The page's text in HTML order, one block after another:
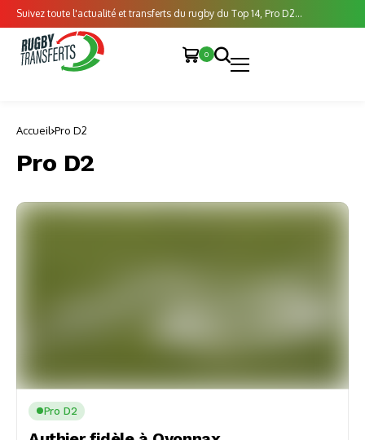
Suivez toute l'actualité et transferts du rugby du Top 14, Pro D2...
0
Accueil Pro D2
Pro D2
Pro D2